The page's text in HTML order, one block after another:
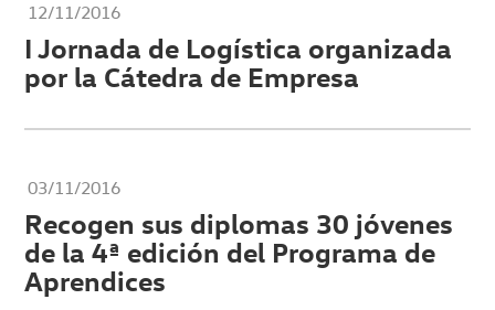
12/11/2016
I Jornada de Logística organizada
por la Cátedra de Empresa
03/11/2016
Recogen sus diplomas 30 jóvenes
de la 4ª edición del Programa de
Aprendices